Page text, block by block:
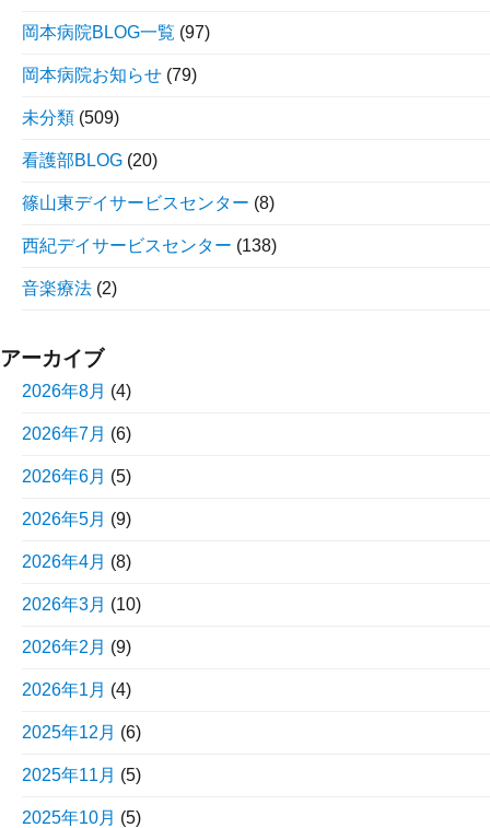
岡本病院BLOG一覧 (97)
岡本病院お知らせ (79)
未分類 (509)
看護部BLOG (20)
篠山東デイサービスセンター (8)
西紀デイサービスセンター (138)
音楽療法 (2)
アーカイブ
2026年8月 (4)
2026年7月 (6)
2026年6月 (5)
2026年5月 (9)
2026年4月 (8)
2026年3月 (10)
2026年2月 (9)
2026年1月 (4)
2025年12月 (6)
2025年11月 (5)
2025年10月 (5)